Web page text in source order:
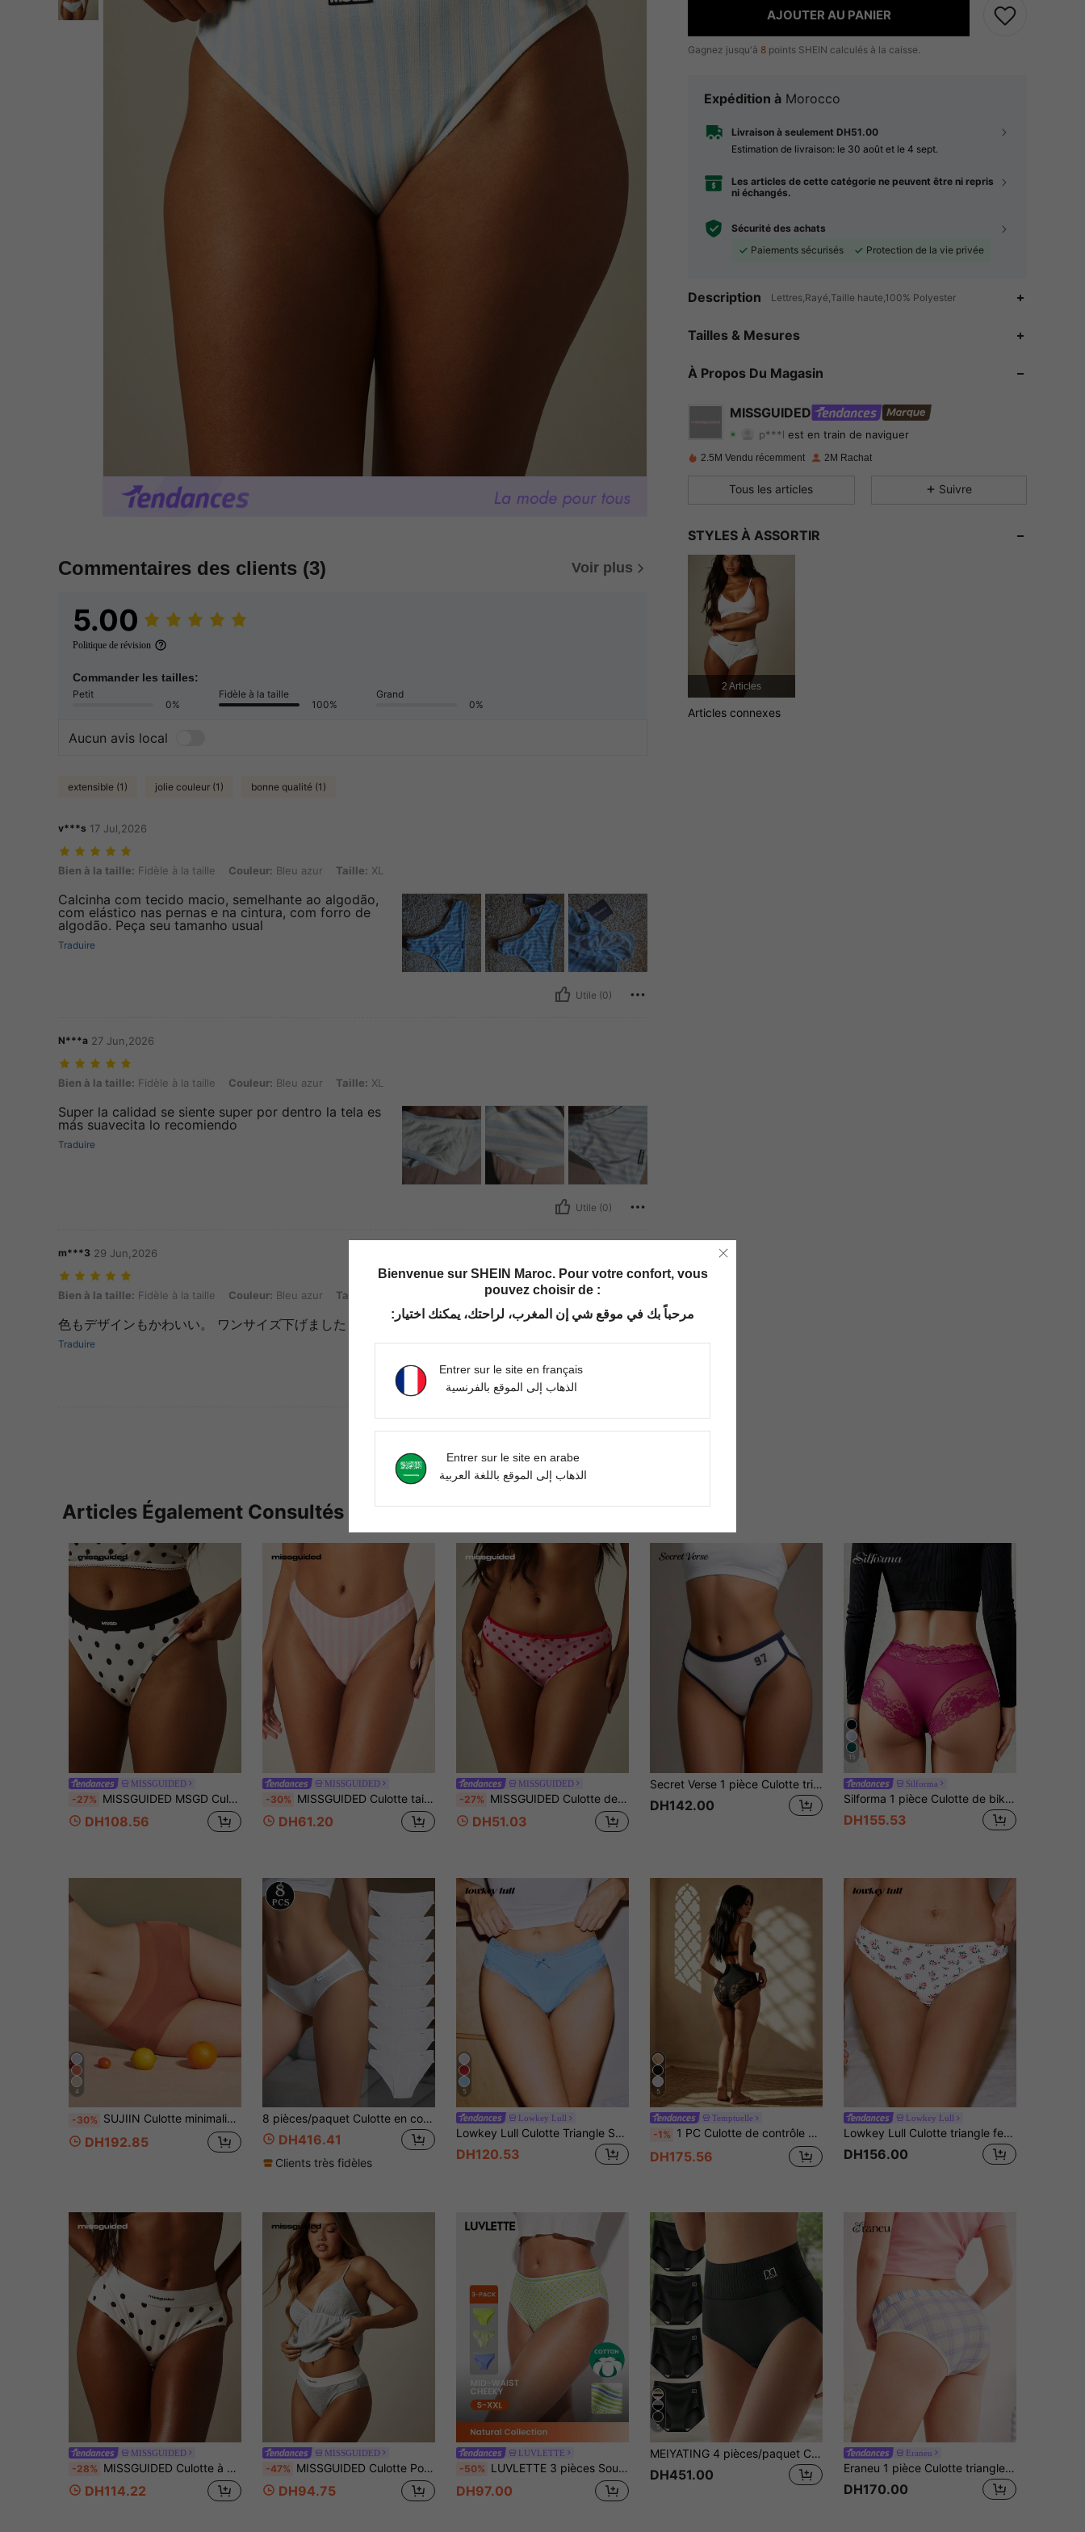
Commentaires des clients (3) Voir plus
5.00
Politique de révision
Commander les tailles:
Petit
0%
Fidèle à la taille
100%
Grand
0%
Aucun avis local
extensible (1) jolie couleur (1) bonne qualité (1)
v***s 17 Jul,2026
Bien à la taille: Fidèle à la taille, Couleur: Bleu azur, Taille: XL
Bien à la taille: Fidèle à la taille Couleur: Bleu azur Taille: XL
Calcinha com tecido macio, semelhante ao algodão,
com elástico nas pernas e na cintura, com forro de
algodão. Peça seu tamanho usual
Traduire
Utile (0)
N***a 27 Jun,2026
Bien à la taille: Fidèle à la taille, Couleur: Bleu azur, Taille: XL
Bien à la taille: Fidèle à la taille Couleur: Bleu azur Taille: XL
Super la calidad se siente super por dentro la tela es
más suavecita lo recomiendo
Traduire
Utile (0)
m***3 29 Jun,2026
Bien à la taille: Fidèle à la taille, Couleur: Bleu azur, Taille: M
Bien à la taille: Fidèle à la taille Couleur: Bleu azur Taille:
色もデザインもかわいい。 ワンサイズ下げました！
Traduire
Utile (0)
AJOUTER AU PANIER
Gagnez jusqu'à 8 points SHEIN calculés à la caisse.
Expédition à Morocco
Livraison à seulement DH51.00
Estimation de livraison: le 30 août et le 4 sept.
Les articles de cette catégorie ne peuvent être ni repris
ni échangés.
Sécurité des achats
Paiements sécurisés
Protection de la vie privée
Description Lettres,Rayé,Taille haute,100% Polyester
Tailles & Mesures
À Propos Du Magasin
MISSGUIDED
p***lest en train de naviguer
4.88 Evaluation 20KArticles 3MSuiveurs
4.88 20K
4.88
4.88
4.88
2.5M Vendu récemment 2M Rachat
Tous les articles Suivre
STYLES À ASSORTIR
2 Articles
Articles connexes
Articles Également Consultés
MISSGUIDED
-27% MISSGUIDED MSGD Culotte à pois taille haute avec ceinture élastique et détail d'étiquette logo
DH108.56
MISSGUIDED
-30% MISSGUIDED Culotte taille haute rayée avec détail de bord festonné, couverture coquine, maillot de bain pour vacances d'été à la plage
DH61.20
MISSGUIDED
-27% MISSGUIDED Culotte de bikini en maille à pois avec bordure rouge contrastée et détail de nœud, lingerie de tous les jours
DH51.03
Secret Verse 1 pièce Culotte triangle sans couture taille mi-haute en coton doux et confortable, style rétro universitaire américain, short de sport bicolore pour femmes
DH142.00
15
Silforma
Silforma 1 pièce Culotte de bikini en dentelle à couleur unie pour femmes
DH155.53
4
-30% SUJIIN Culotte minimaliste sans couture en modal pour femmes, taille mi-haute, respirante, antibactérienne et élastique N166
DH192.85
8 pièces/paquet Culotte en coton côtelé sexy pour femmes, sous-vêtements féminins sans couture et confortables
DH416.41
Clients très fidèles
5
Lowkey Lull
Lowkey Lull Culotte Triangle Sans Couture En Dentelle De Couleur Pure Pour Femmes
DH120.53
5
Temptuelle
-1% 1 PC Culotte de contrôle à taille haute en dentelle pour femmes, design sans couture élastique et doux, couverture complète, bords sans roulement, respirante et confortable
DH175.56
Lowkey Lull
Lowkey Lull Culotte triangle femme minimaliste confortable et élastique à côtes avec motif bourgeon floral
DH156.00
MISSGUIDED
-28% MISSGUIDED Culotte à pois taille haute avec ceinture contrastée, sous-vêtement confortable pour tous les jours
DH114.22
MISSGUIDED
-47% MISSGUIDED Culotte Pointelle Taille Haute avec Bande Élastique Logo Confort Quotidien Sous-vêtements
DH94.75
LUVLETTE
-50% LUVLETTE 3 pièces Sous-vêtements femme mi-taille en coton doux, lot de culottes
DH97.00
5
MEIYATING 4 pièces/paquet Culottes taille haute pour femmes, contrôle du ventre
DH451.00
Eraneu
Eraneu 1 pièce Culotte triangle décontractée à taille élastique à carreaux pour femmes
DH170.00
Bienvenue sur SHEIN Maroc. Pour votre confort, vous
pouvez choisir de :
مرحباً بك في موقع شي إن المغرب، لراحتك، يمكنك اختيار:
Entrer sur le site en français
الذهاب إلى الموقع بالفرنسية
Entrer sur le site en arabe
الذهاب إلى الموقع باللغة العربية